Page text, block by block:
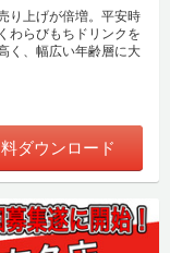
り上げが倍増。平安時
わらびもちドリンクを
く、幅広い年齢層に大
ダウンロード